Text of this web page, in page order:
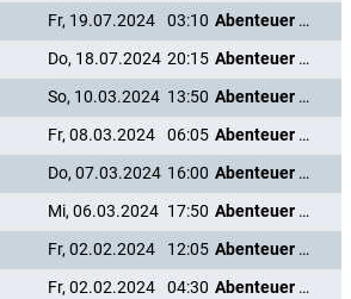
Fr, 19.07.2024 03:10
Abenteuer Karibik
Do, 18.07.2024 20:15
Abenteuer Karibik
So, 10.03.2024 13:50
Abenteuer Karibik
Fr, 08.03.2024 06:05
Abenteuer Karibik
Do, 07.03.2024 16:00
Abenteuer Karibik
Mi, 06.03.2024 17:50
Abenteuer Karibik
Fr, 02.02.2024 12:05
Abenteuer Karibik
Fr, 02.02.2024 04:30
Abenteuer Karibik